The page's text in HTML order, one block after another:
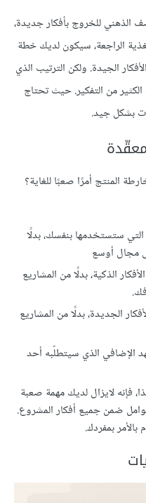
الذهني للخروج بأفكار جديدة،
الراجعة، سيكون لديك خطة
الجيدة. ولكن الترتيب الذي
من التفكير. حيث تحتاج
بشكل جيد.
المنتج أمرًا صعبًا للغاية؟
ستستخدمها بنفسك، بدلًا
مجال أوسع
الذكية، بدلًا من المشاريع
الجديدة، بدلًا من المشاريع
الإضافي الذي سيتطلّبه أحد
فإنه لايزال لديك مهمة صعبة
ضمن جميع أفكار المشروع.
بمفردك.